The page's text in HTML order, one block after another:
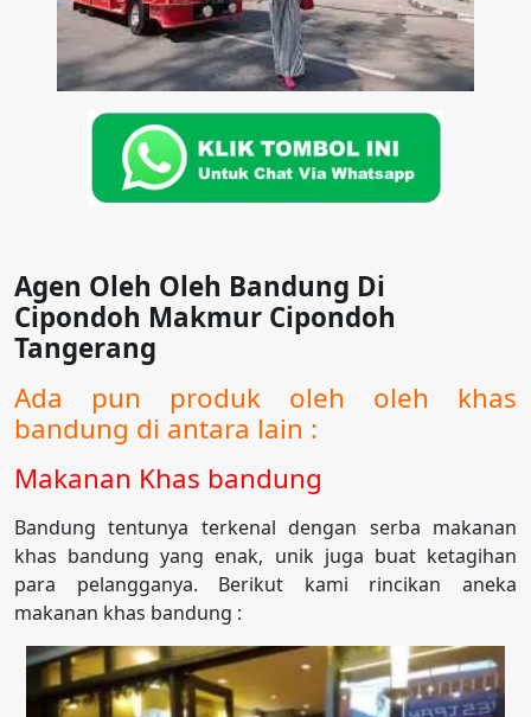
Agen Oleh Oleh Bandung Di
Cipondoh Makmur Cipondoh
Tangerang
Ada pun produk oleh oleh khas
bandung di antara lain :
Makanan Khas bandung
Bandung tentunya terkenal dengan serba makanan
khas bandung yang enak, unik juga buat ketagihan
para pelangganya. Berikut kami rincikan aneka
makanan khas bandung :